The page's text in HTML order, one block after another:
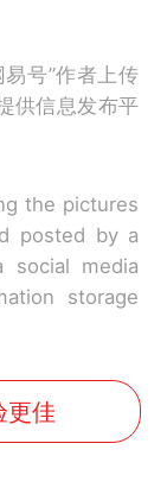
号”作者上传
供信息发布平
the pictures
posted by a
social media
storage
更佳